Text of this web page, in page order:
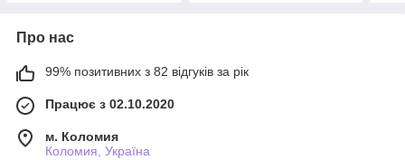
Про нас
99% позитивних з 82 відгуків за рік
Працює з 02.10.2020
м. Коломия
Коломия, Україна